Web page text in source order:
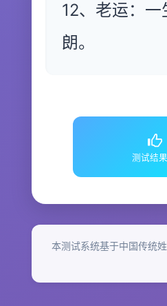
12、老运：
朗。
测试结
本测试系统基于中国传统